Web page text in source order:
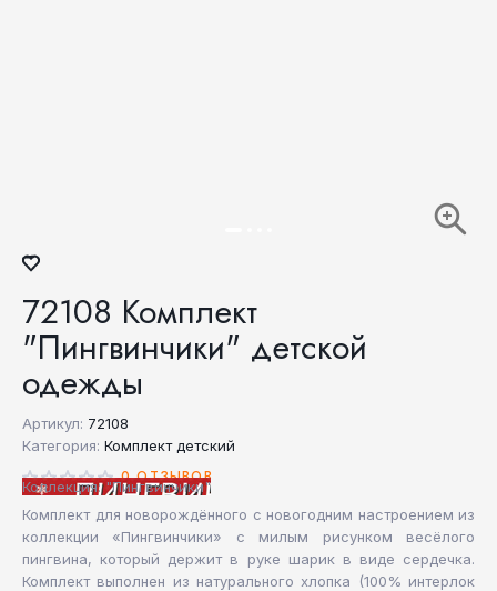
72108 Комплект
"Пингвинчики" детской
одежды
Артикул: 72108
Категория: Комплект детский
0 ОТЗЫВОВ
Коллекция: "Пингвинчики"
Комплект для новорождённого с новогодним настроением из
коллекции «Пингвинчики» с милым рисунком весёлого
пингвина, который держит в руке шарик в виде сердечка.
Комплект выполнен из натурального хлопка (100% интерлок